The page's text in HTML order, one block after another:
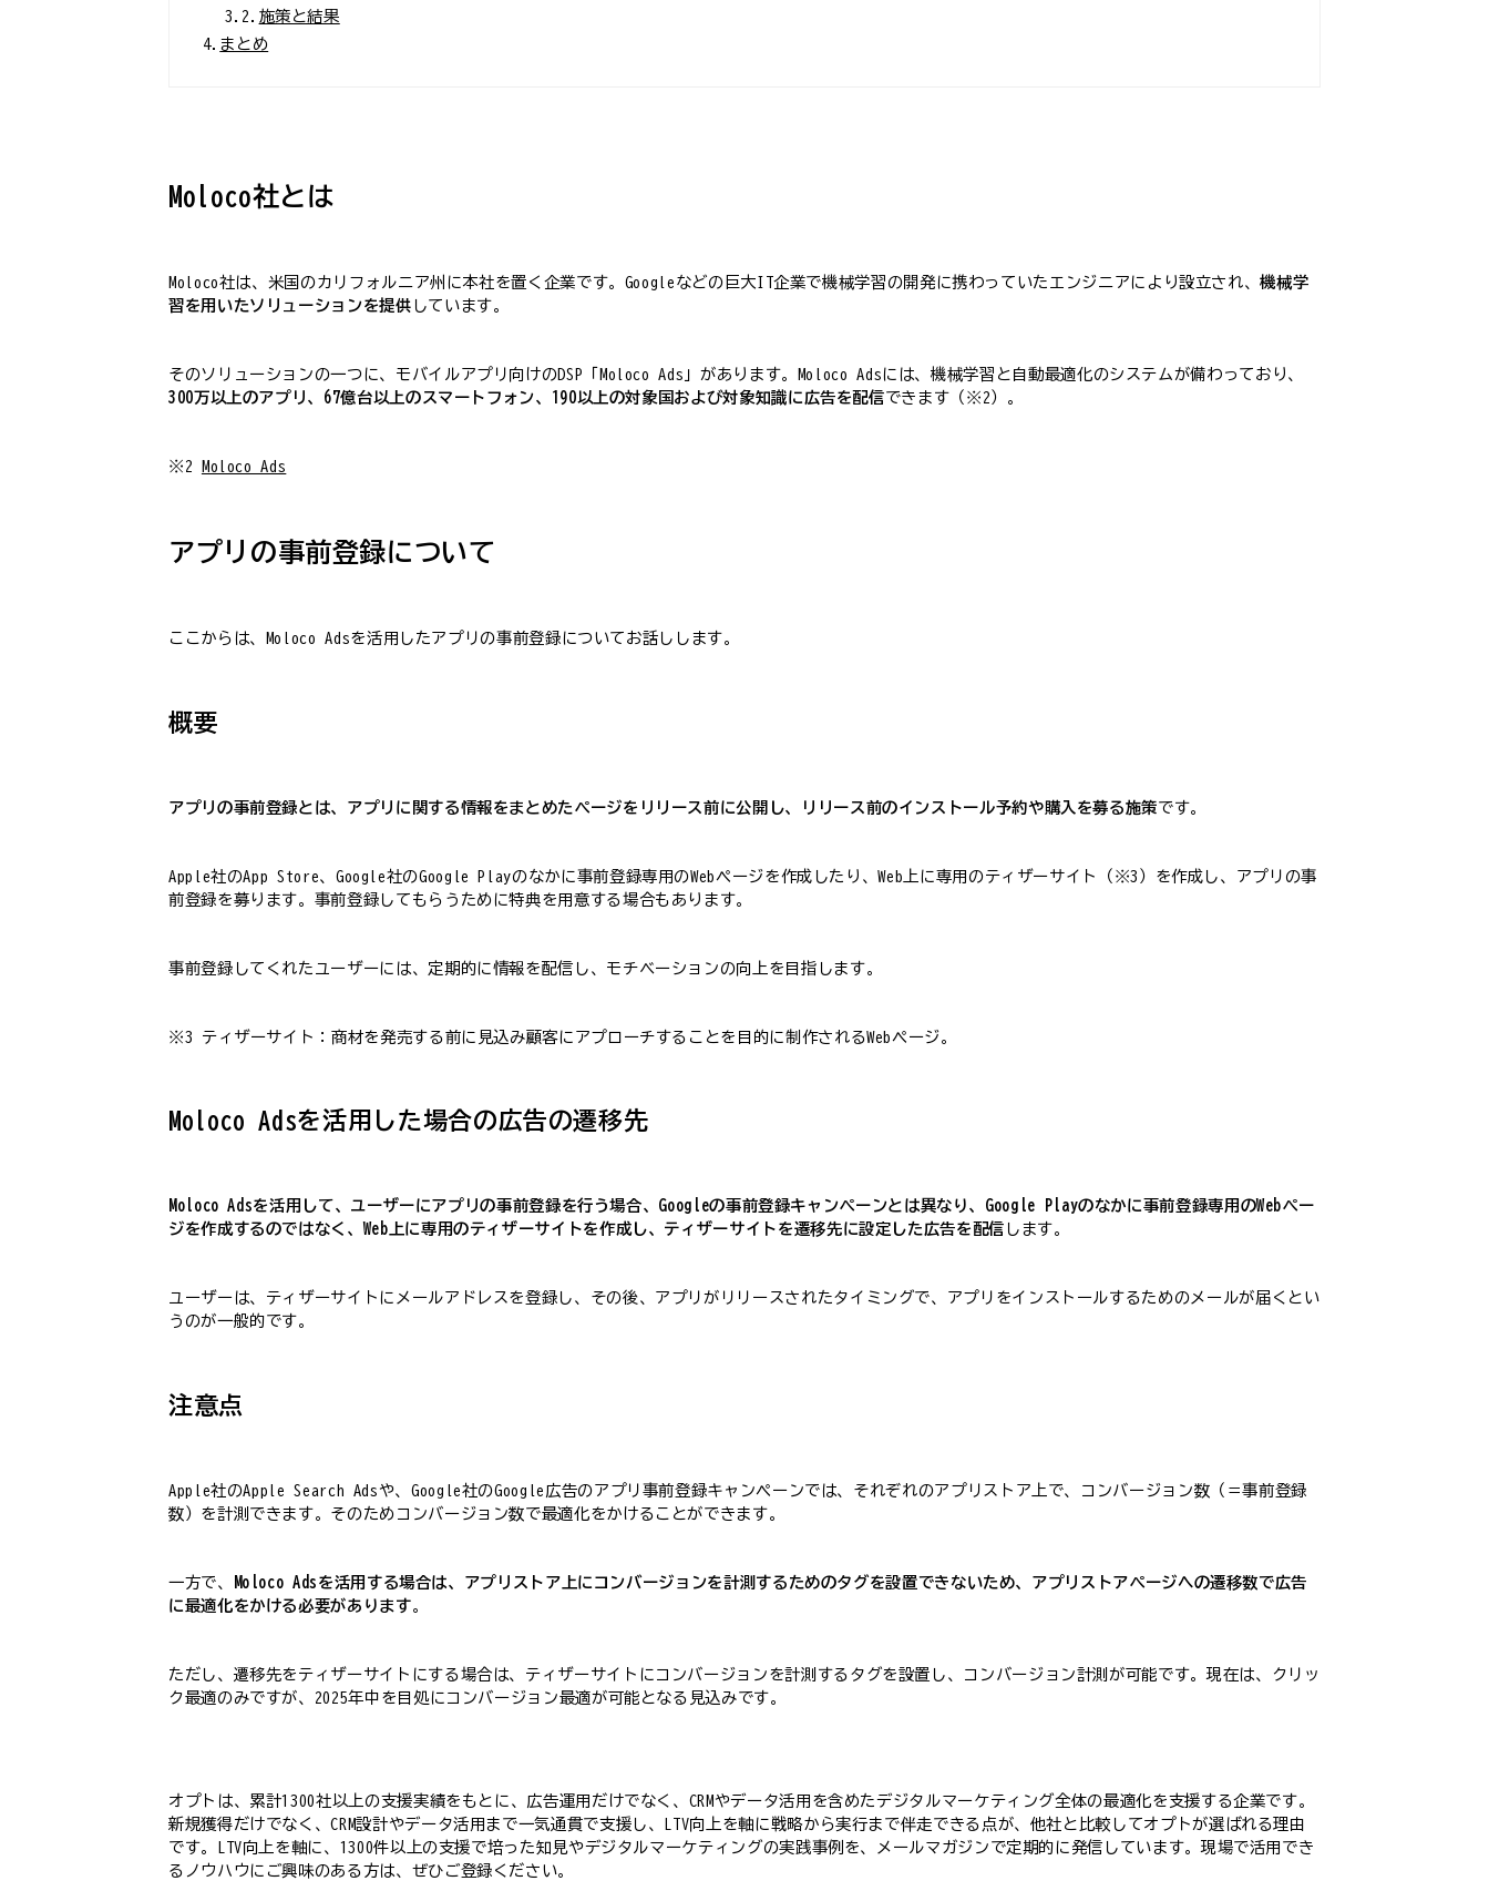
3.2. 施策と結果
4. まとめ
Moloco社とは
Moloco社は、米国のカリフォルニア州に本社を置く企業です。Googleなどの巨大IT企業で機械学習の開発に携わっていたエンジニアにより設立され、機械学
習を用いたソリューションを提供 しています。
そのソリューションの一つに、モバイルアプリ向けのDSP「Moloco Ads」があります。Moloco Adsには、機械学習と自動最適化のシステムが備わっており、
300万以上のアプリ、67億台以上のスマートフォン、190以上の対象国および対象知識に広告を配信できます（※2）。
※2 Moloco Ads
アプリの事前登録について
ここからは、Moloco Adsを活用したアプリの事前登録についてお話しします。
概要
アプリの事前登録とは、アプリに関する情報をまとめたページをリリース前に公開し、リリース前のインストール予約や購入を募る施策です。
Apple社のApp Store、Google社のGoogle Playのなかに事前登録専用のWebページを作成したり、Web上に専用のティザーサイト（※3）を作成し、アプリの事
前登録を募ります。事前登録してもらうために特典を用意する場合もあります。
事前登録してくれたユーザーには、定期的に情報を配信し、モチベーションの向上を目指します。
※3 ティザーサイト：商材を発売する前に見込み顧客にアプローチすることを目的に制作されるWebページ。
Moloco Adsを活用した場合の広告の遷移先
Moloco Adsを活用して、ユーザーにアプリの事前登録を行う場合、Googleの事前登録キャンペーンとは異なり、Google Playのなかに事前登録専用のWebペー
ジを作成するのではなく、Web上に専用のティザーサイトを作成し、ティザーサイトを遷移先に設定した広告を配信 します。
ユーザーは、ティザーサイトにメールアドレスを登録し、その後、アプリがリリースされたタイミングで、アプリをインストールするためのメールが届くとい
うのが一般的です。
注意点
Apple社のApple Search Adsや、Google社のGoogle広告のアプリ事前登録キャンペーンでは、それぞれのアプリストア上で、コンバージョン数（＝事前登録
数）を計測できます。そのためコンバージョン数で最適化をかけることができます。
一方で、
Moloco Adsを活用する場合は、アプリストア上にコンバージョンを計測するためのタグを設置できないため、アプリストアページへの遷移数で広告
に最適化をかける必要があります。
ただし、遷移先をティザーサイトにする場合は、ティザーサイトにコンバージョンを計測するタグを設置し、コンバージョン計測が可能です。現在は、クリッ
ク最適のみですが、2025年中を目処にコンバージョン最適が可能となる見込みです。
オプトは、累計1300社以上の支援実績をもとに、広告運用だけでなく、CRMやデータ活用を含めたデジタルマーケティング全体の最適化を支援する企業です。
新規獲得だけでなく、CRM設計やデータ活用まで一気通貫で支援し、LTV向上を軸に戦略から実行まで伴走できる点が、他社と比較してオプトが選ばれる理由
です。LTV向上を軸に、1300件以上の支援で培った知見やデジタルマーケティングの実践事例を、メールマガジンで定期的に発信しています。現場で活用でき
るノウハウにご興味のある方は、ぜひご登録ください。